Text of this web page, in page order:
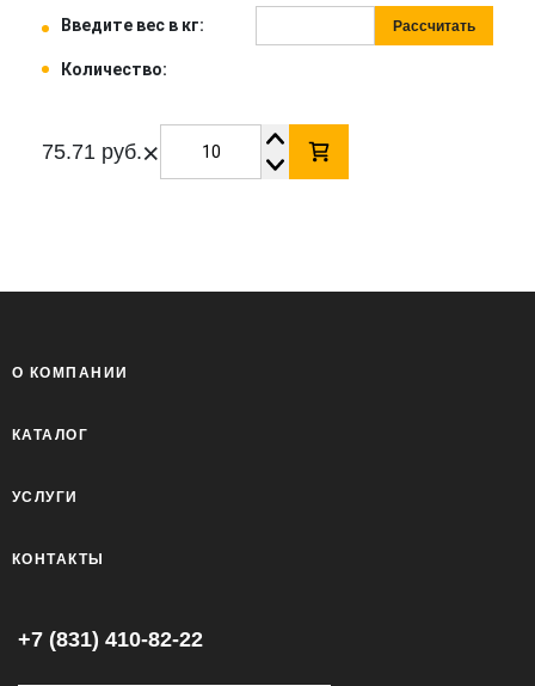
Введите вес в кг: Рассчитать
Количество:
75.71 руб.×
О КОМПАНИИ
КАТАЛОГ
УСЛУГИ
КОНТАКТЫ
+7 (831) 410-82-22